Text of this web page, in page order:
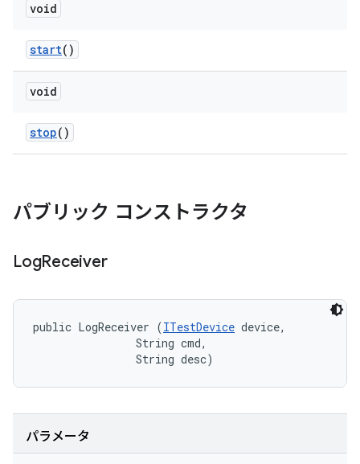
void
start()
void
stop()
パブリック コンストラクタ
LogReceiver
public LogReceiver (ITestDevice device,
                String cmd,
                String desc)
パラメータ